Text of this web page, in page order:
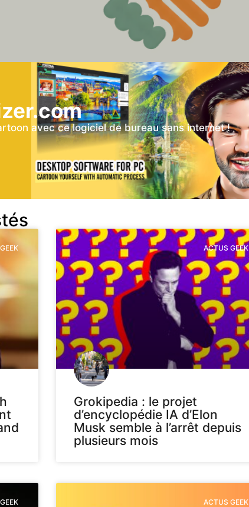
avec ce logiciel de bureau sans internet !
ACTUS GEEK
Grokipedia : le projet
d’encyclopédie IA d’Elon
Musk semble à l’arrêt depuis
plusieurs mois
ACTUS GEEK